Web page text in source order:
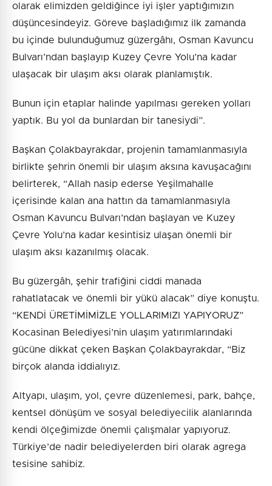
olarak elimizden geldiğince iyi işler yaptığımızın
düşüncesindeyiz. Göreve başladığımız ilk zamanda
bu içinde bulunduğumuz güzergâhı, Osman Kavuncu
Bulvarı’ndan başlayıp Kuzey Çevre Yolu’na kadar
ulaşacak bir ulaşım aksı olarak planlamıştık.
Bunun için etaplar halinde yapılması gereken yolları
yaptık. Bu yol da bunlardan bir tanesiydi”.
Başkan Çolakbayrakdar, projenin tamamlanmasıyla
birlikte şehrin önemli bir ulaşım aksına kavuşacağını
belirterek, “Allah nasip ederse Yeşilmahalle
içerisinde kalan ana hattın da tamamlanmasıyla
Osman Kavuncu Bulvarı’ndan başlayan ve Kuzey
Çevre Yolu’na kadar kesintisiz ulaşan önemli bir
ulaşım aksı kazanılmış olacak.
Bu güzergâh, şehir trafiğini ciddi manada
rahatlatacak ve önemli bir yükü alacak” diye konuştu.
“KENDİ ÜRETİMİMİZLE YOLLARIMIZI YAPIYORUZ”
Kocasinan Belediyesi’nin ulaşım yatırımlarındaki
gücüne dikkat çeken Başkan Çolakbayrakdar, “Biz
birçok alanda iddialıyız.
Altyapı, ulaşım, yol, çevre düzenlemesi, park, bahçe,
kentsel dönüşüm ve sosyal belediyecilik alanlarında
kendi ölçeğimizde önemli çalışmalar yapıyoruz.
Türkiye’de nadir belediyelerden biri olarak agrega
tesisine sahibiz.